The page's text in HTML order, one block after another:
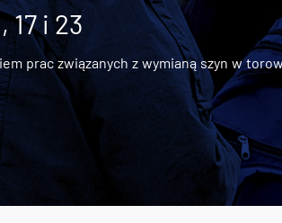
17 i 23
prac związanych z wymianą szyn w